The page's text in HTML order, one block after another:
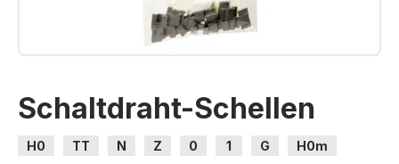
Schaltdraht-Schellen
H0 TT N Z 0 1 G
H0m